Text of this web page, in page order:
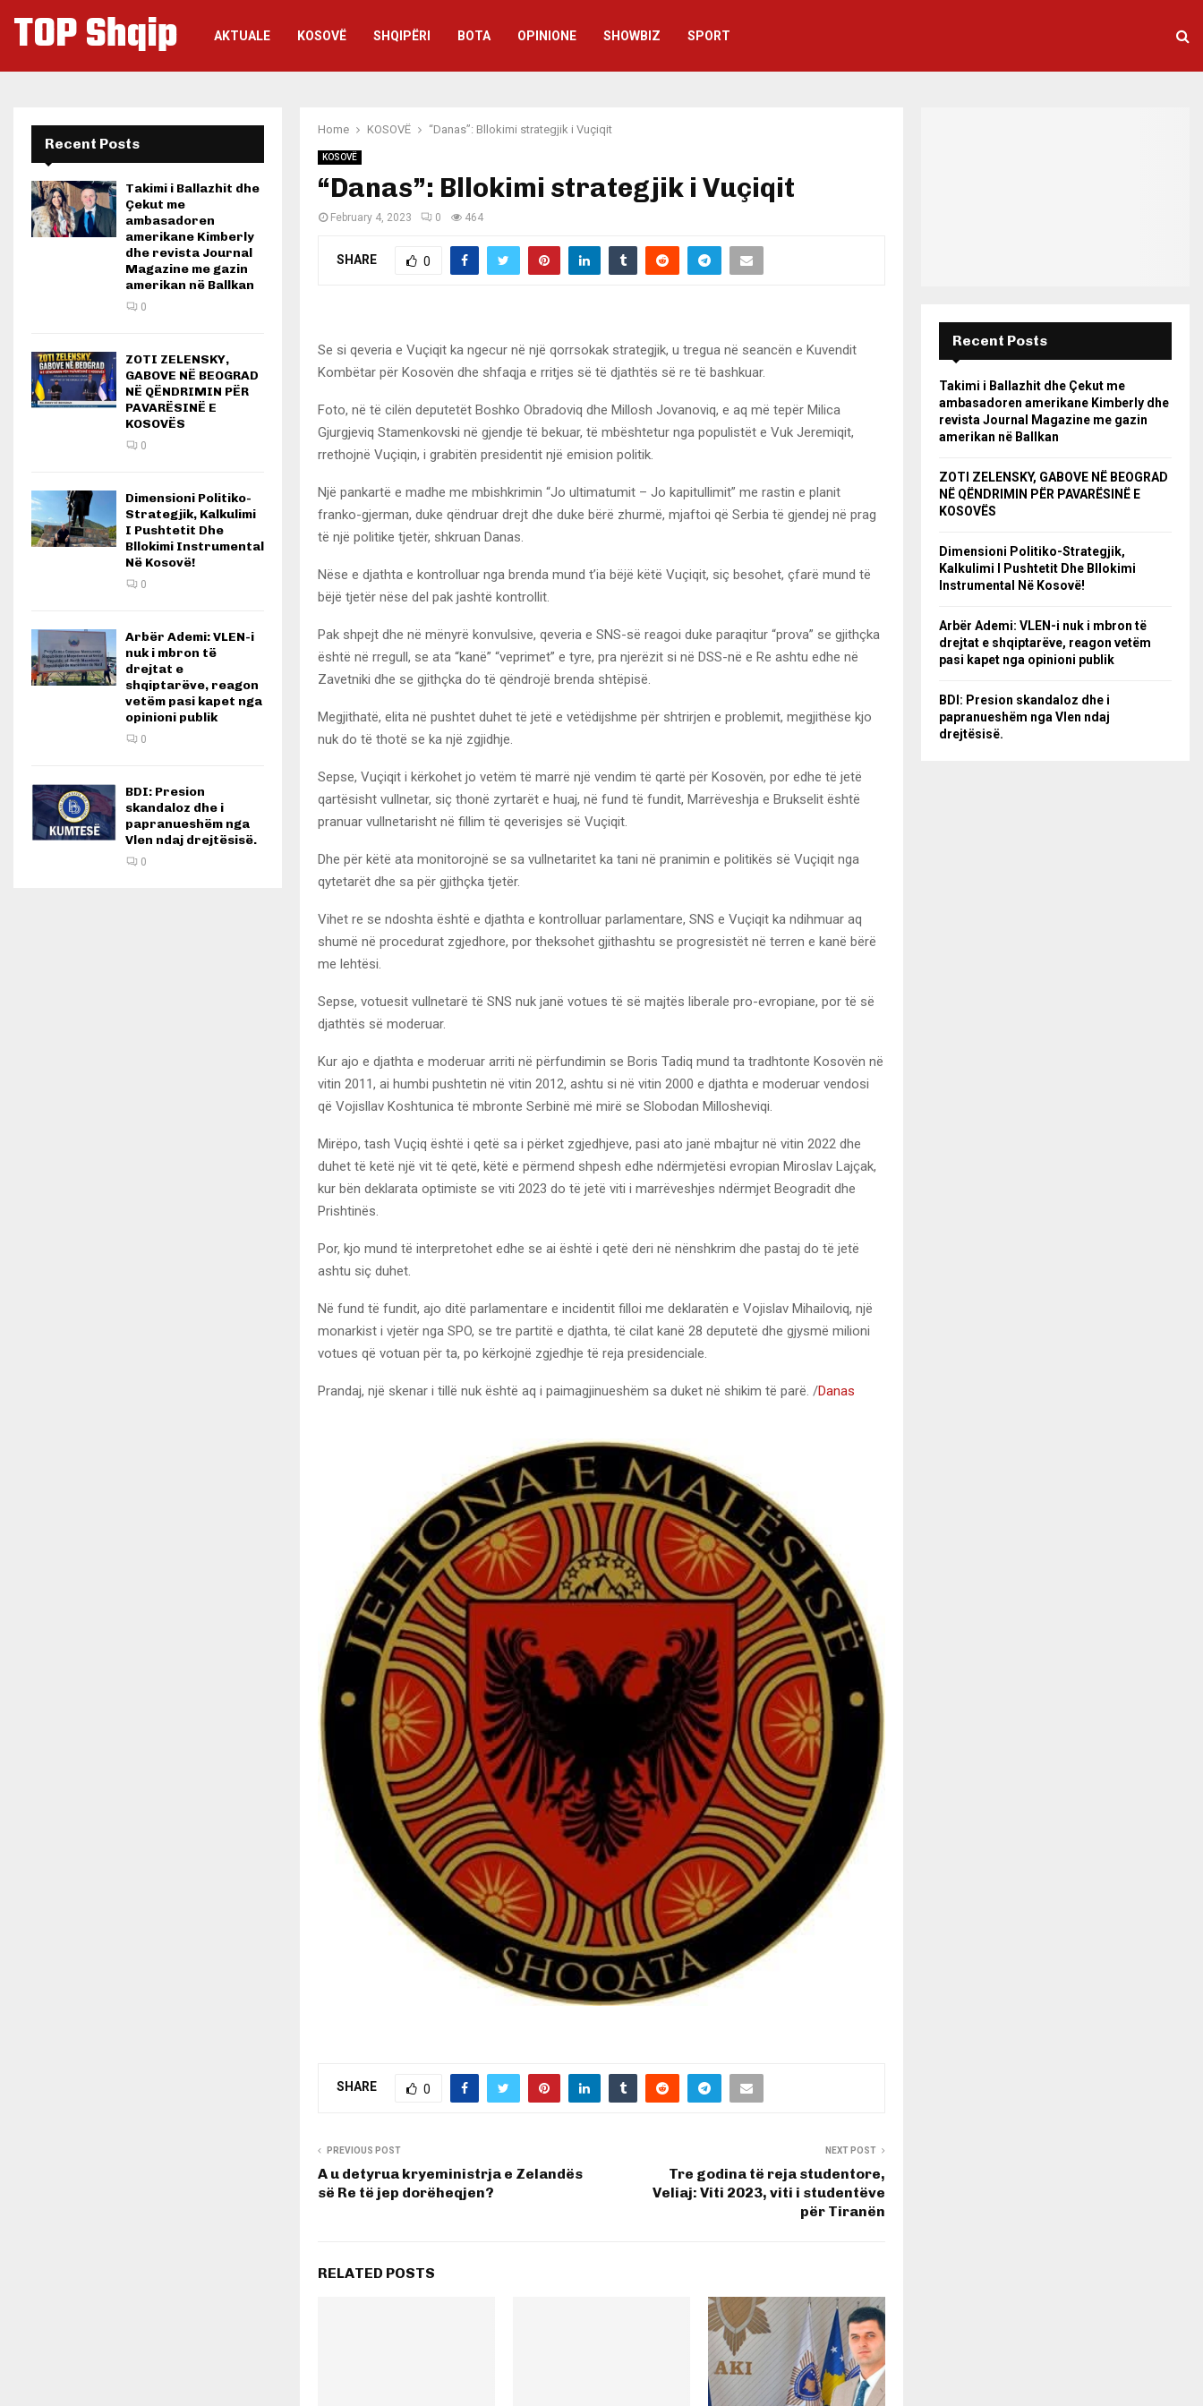
TOP Shqip AKTUALE KOSOVË SHQIPËRI BOTA OPINIONE SHOWBIZ SPORT
Home KOSOVË “Danas”: Bllokimi strategjik i Vuçiqit
KOSOVË
“Danas”: Bllokimi strategjik i Vuçiqit
February 4, 2023 0 464
SHARE 0
Se si qeveria e Vuçiqit ka ngecur në një qorrsokak strategjik, u tregua në seancën e Kuvendit
Kombëtar për Kosovën dhe shfaqja e rritjes së të djathtës së re të bashkuar.
Foto, në të cilën deputetët Boshko Obradoviq dhe Millosh Jovanoviq, e aq më tepër Milica
Gjurgjeviq Stamenkovski në gjendje të bekuar, të mbështetur nga populistët e Vuk Jeremiqit,
rrethojnë Vuçiqin, i grabitën presidentit një emision politik.
Një pankartë e madhe me mbishkrimin “Jo ultimatumit – Jo kapitullimit” me rastin e planit
franko-gjerman, duke qëndruar drejt dhe duke bërë zhurmë, mjaftoi që Serbia të gjendej në prag
të një politike tjetër, shkruan Danas.
Nëse e djathta e kontrolluar nga brenda mund t’ia bëjë këtë Vuçiqit, siç besohet, çfarë mund të
bëjë tjetër nëse del pak jashtë kontrollit.
Pak shpejt dhe në mënyrë konvulsive, qeveria e SNS-së reagoi duke paraqitur “prova” se gjithçka
është në rregull, se ata “kanë” “veprimet” e tyre, pra njerëzit si në DSS-në e Re ashtu edhe në
Zavetniki dhe se gjithçka do të qëndrojë brenda shtëpisë.
Megjithatë, elita në pushtet duhet të jetë e vetëdijshme për shtrirjen e problemit, megjithëse kjo
nuk do të thotë se ka një zgjidhje.
Sepse, Vuçiqit i kërkohet jo vetëm të marrë një vendim të qartë për Kosovën, por edhe të jetë
qartësisht vullnetar, siç thonë zyrtarët e huaj, në fund të fundit, Marrëveshja e Brukselit është
pranuar vullnetarisht në fillim të qeverisjes së Vuçiqit.
Dhe për këtë ata monitorojnë se sa vullnetaritet ka tani në pranimin e politikës së Vuçiqit nga
qytetarët dhe sa për gjithçka tjetër.
Vihet re se ndoshta është e djathta e kontrolluar parlamentare, SNS e Vuçiqit ka ndihmuar aq
shumë në procedurat zgjedhore, por theksohet gjithashtu se progresistët në terren e kanë bërë
me lehtësi.
Sepse, votuesit vullnetarë të SNS nuk janë votues të së majtës liberale pro-evropiane, por të së
djathtës së moderuar.
Kur ajo e djathta e moderuar arriti në përfundimin se Boris Tadiq mund ta tradhtonte Kosovën në
vitin 2011, ai humbi pushtetin në vitin 2012, ashtu si në vitin 2000 e djathta e moderuar vendosi
që Vojisllav Koshtunica të mbronte Serbinë më mirë se Slobodan Millosheviqi.
Mirëpo, tash Vuçiq është i qetë sa i përket zgjedhjeve, pasi ato janë mbajtur në vitin 2022 dhe
duhet të ketë një vit të qetë, këtë e përmend shpesh edhe ndërmjetësi evropian Miroslav Lajçak,
kur bën deklarata optimiste se viti 2023 do të jetë viti i marrëveshjes ndërmjet Beogradit dhe
Prishtinës.
Por, kjo mund të interpretohet edhe se ai është i qetë deri në nënshkrim dhe pastaj do të jetë
ashtu siç duhet.
Në fund të fundit, ajo ditë parlamentare e incidentit filloi me deklaratën e Vojislav Mihailoviq, një
monarkist i vjetër nga SPO, se tre partitë e djathta, të cilat kanë 28 deputetë dhe gjysmë milioni
votues që votuan për ta, po kërkojnë zgjedhje të reja presidenciale.
Prandaj, një skenar i tillë nuk është aq i paimagjinueshëm sa duket në shikim të parë. /Danas
SHARE 0
PREVIOUS POST
A u detyrua kryeministrja e Zelandës
së Re të jep dorëheqjen?
NEXT POST
Tre godina të reja studentore,
Veliaj: Viti 2023, viti i studentëve
për Tiranën
RELATED POSTS
Recent Posts
Takimi i Ballazhit dhe
Çekut me
ambasadoren
amerikane Kimberly
dhe revista Journal
Magazine me gazin
amerikan në Ballkan
0
ZOTI ZELENSKY,
GABOVE NË BEOGRAD
NË QËNDRIMIN PËR
PAVARËSINË E
KOSOVËS
0
Dimensioni Politiko-
Strategjik, Kalkulimi
I Pushtetit Dhe
Bllokimi Instrumental
Në Kosovë!
0
Arbër Ademi: VLEN-i
nuk i mbron të
drejtat e
shqiptarëve, reagon
vetëm pasi kapet nga
opinioni publik
0
BDI: Presion
skandaloz dhe i
papranueshëm nga
Vlen ndaj drejtësisë.
0
Recent Posts
Takimi i Ballazhit dhe Çekut me
ambasadoren amerikane Kimberly dhe
revista Journal Magazine me gazin
amerikan në Ballkan
ZOTI ZELENSKY, GABOVE NË BEOGRAD
NË QËNDRIMIN PËR PAVARËSINË E
KOSOVËS
Dimensioni Politiko-Strategjik,
Kalkulimi I Pushtetit Dhe Bllokimi
Instrumental Në Kosovë!
Arbër Ademi: VLEN-i nuk i mbron të
drejtat e shqiptarëve, reagon vetëm
pasi kapet nga opinioni publik
BDI: Presion skandaloz dhe i
papranueshëm nga Vlen ndaj
drejtësisë.